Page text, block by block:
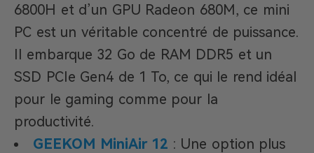
6800H et d’un GPU Radeon 680M, ce mini
PC est un véritable concentré de puissance.
Il embarque 32 Go de RAM DDR5 et un
SSD PCIe Gen4 de 1 To, ce qui le rend idéal
pour le gaming comme pour la
productivité.
GEEKOM MiniAir 12 : Une option plus